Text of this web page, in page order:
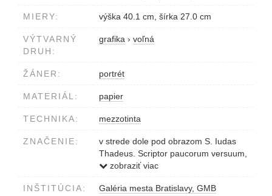
MIERY: výška 40.1 cm, šírka 27.0 cm
VÝTVARNÝ
DRUH:
grafika › voľná
ŽÁNER: portrét
MATERIÁL: papier
TECHNIKA: mezzotinta
ZNAČENIE:
v strede dole pod obrazom S. Iudas
Thadeus. Scriptor paucorum versuum,
at plenus efficacibus verbis gratia
vľavo dole pod obrazom Ioan Kupezky
zobraziť viac
INŠTITÚCIA: Galéria mesta Bratislavy, GMB